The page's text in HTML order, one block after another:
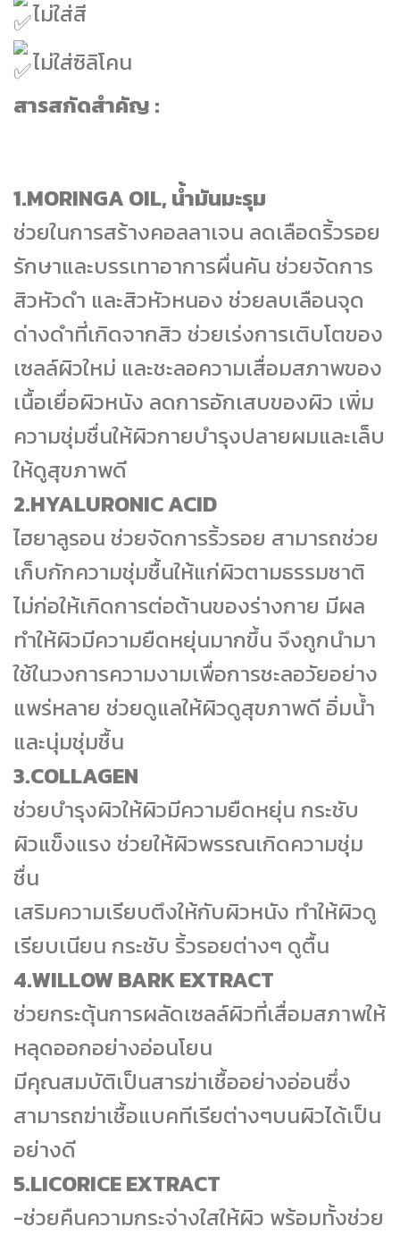
ไม่ใส่สี
ไม่ใส่ซิลิโคน
สารสกัดสำคัญ :
1.MORINGA OIL, น้ำมันมะรุม
ช่วยในการสร้างคอลลาเจน ลดเลือดริ้วรอย
รักษาและบรรเทาอาการผื่นคัน ช่วยจัดการ
สิวหัวดำ และสิวหัวหนอง ช่วยลบเลือนจุด
ด่างดำที่เกิดจากสิว ช่วยเร่งการเติบโตของ
เซลล์ผิวใหม่ และชะลอความเสื่อมสภาพของ
เนื้อเยื่อผิวหนัง ลดการอักเสบของผิว เพิ่ม
ความชุ่มชื่นให้ผิวกายบำรุงปลายผมและเล็บ
ให้ดูสุขภาพดี
2.HYALURONIC ACID
ไฮยาลูรอน ช่วยจัดการริ้วรอย สามารถช่วย
เก็บกักความชุ่มชื้นให้แก่ผิวตามธรรมชาติ
ไม่ก่อให้เกิดการต่อต้านของร่างกาย มีผล
ทำให้ผิวมีความยืดหยุ่นมากขึ้น จึงถูกนำมา
ใช้ในวงการความงามเพื่อการชะลอวัยอย่าง
แพร่หลาย ช่วยดูแลให้ผิวดูสุขภาพดี อิ่มน้ำ
และนุ่มชุ่มชื้น
3.COLLAGEN
ช่วยบำรุงผิวให้ผิวมีความยืดหยุ่น กระชับ
ผิวแข็งแรง ช่วยให้ผิวพรรณเกิดความชุ่ม
ชื่น
เสริมความเรียบตึงให้กับผิวหนัง ทำให้ผิวดู
เรียบเนียน กระชับ ริ้วรอยต่างๆ ดูตื้น
4.WILLOW BARK EXTRACT
ช่วยกระตุ้นการผลัดเซลล์ผิวที่เสื่อมสภาพให้
หลุดออกอย่างอ่อนโยน
มีคุณสมบัติเป็นสารฆ่าเชื้ออย่างอ่อนซึ่ง
สามารถฆ่าเชื้อแบคทีเรียต่างๆบนผิวได้เป็น
อย่างดี
5.LICORICE EXTRACT
-ช่วยคืนความกระจ่างใสให้ผิว พร้อมทั้งช่วย